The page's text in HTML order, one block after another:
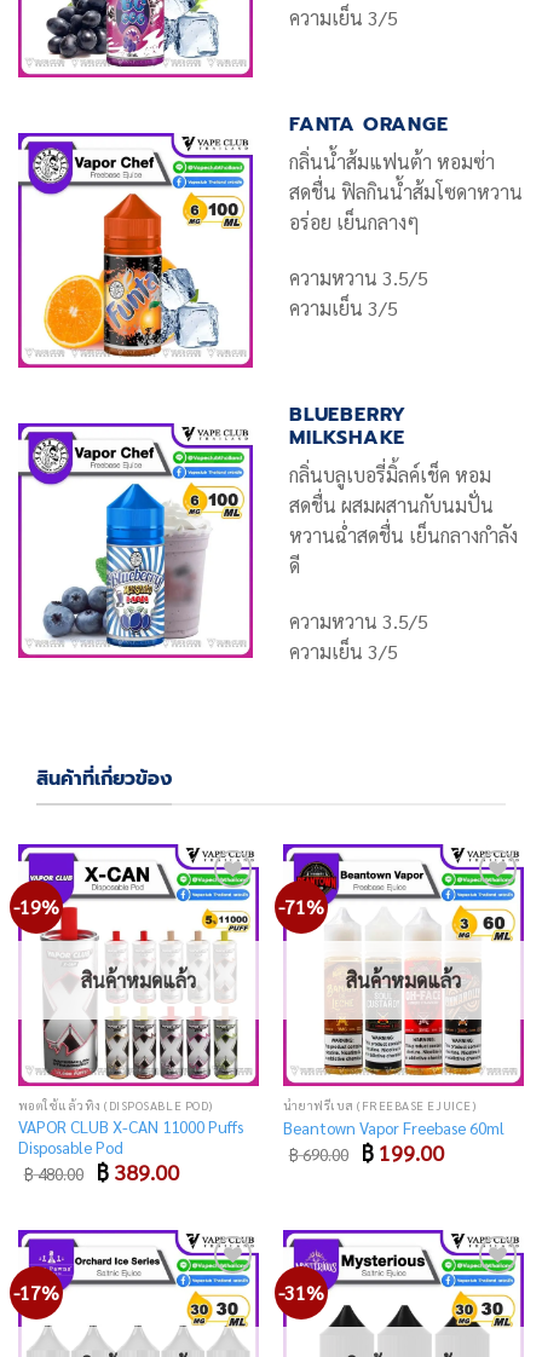
ความเย็น 3/5
FANTA ORANGE
กลิ่นน้ำส้มแฟนต้า หอมซ่า
สดชื่น ฟิลกินน้ำส้มโซดาหวาน
อร่อย เย็นกลางๆ
ความหวาน 3.5/5
ความเย็น 3/5
BLUEBERRY
MILKSHAKE
กลิ่นบลูเบอรี่มิ้ลค์เช็ค หอม
สดชื่น ผสมผสานกับนมปั่น
หวานฉ่ำสดชื่น เย็นกลางกำลัง
ดี
ความหวาน 3.5/5
ความเย็น 3/5
สินค้าที่เกี่ยวข้อง
-19%
Add
to
wishlist
สินค้าหมดแล้ว
พอตใช้แล้วทิ้ง (DISPOSABLE POD)
VAPOR CLUB X-CAN 11000 Puffs
Disposable Pod
฿480.00 Original
price
฿ 389.00Current
price
-71%
Add
to
wishlist
สินค้าหมดแล้ว
น้ำยาฟรีเบส (FREEBASE EJUICE)
Beantown Vapor Freebase 60ml
฿690.00 Original
price
฿ 199.00Current
price
-17%
Add
to
wishlist
-31%
Add
to
wishlist